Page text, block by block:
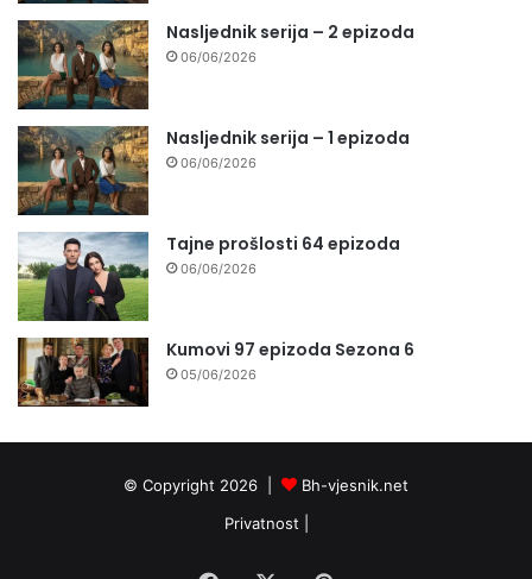
Nasljednik serija – 2 epizoda
06/06/2026
Nasljednik serija – 1 epizoda
06/06/2026
Tajne prošlosti 64 epizoda
06/06/2026
Kumovi 97 epizoda Sezona 6
05/06/2026
© Copyright 2026 |
Bh-vjesnik.net
Privatnost